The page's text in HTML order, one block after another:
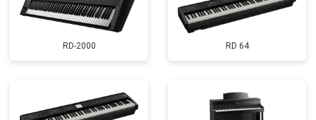
RD-2000 RD 64